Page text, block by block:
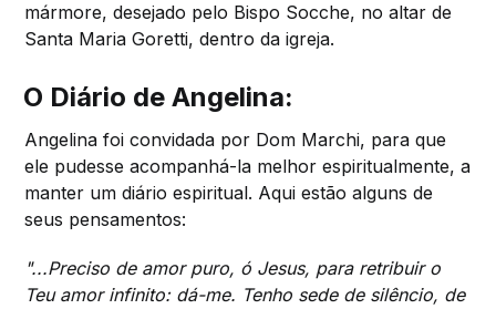
mármore, desejado pelo Bispo Socche, no altar de
Santa Maria Goretti, dentro da igreja.
O Diário de Angelina:
Angelina foi convidada por Dom Marchi, para que
ele pudesse acompanhá-la melhor espiritualmente, a
manter um diário espiritual. Aqui estão alguns de
seus pensamentos:
"...Preciso de amor puro, ó Jesus, para retribuir o
Teu amor infinito: dá-me. Tenho sede de silêncio, de